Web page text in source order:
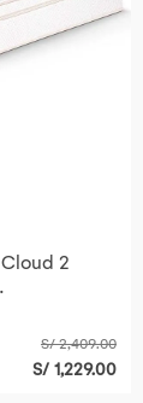
2
S/ 2,409.00
S/ 1,229.00